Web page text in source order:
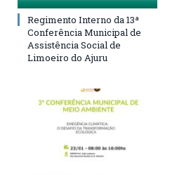
Regimento Interno da 13ª
Conferência Municipal de
Assistência Social de
Limoeiro do Ajuru